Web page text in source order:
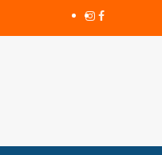
Instagram
Facebook